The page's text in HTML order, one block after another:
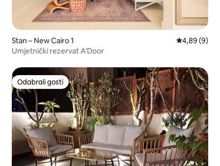
Stan – New Cairo 1 Prosječna
4,89 (9)
Umjetnički rezervat A'Door
Odabrali gosti
Odabrali gosti